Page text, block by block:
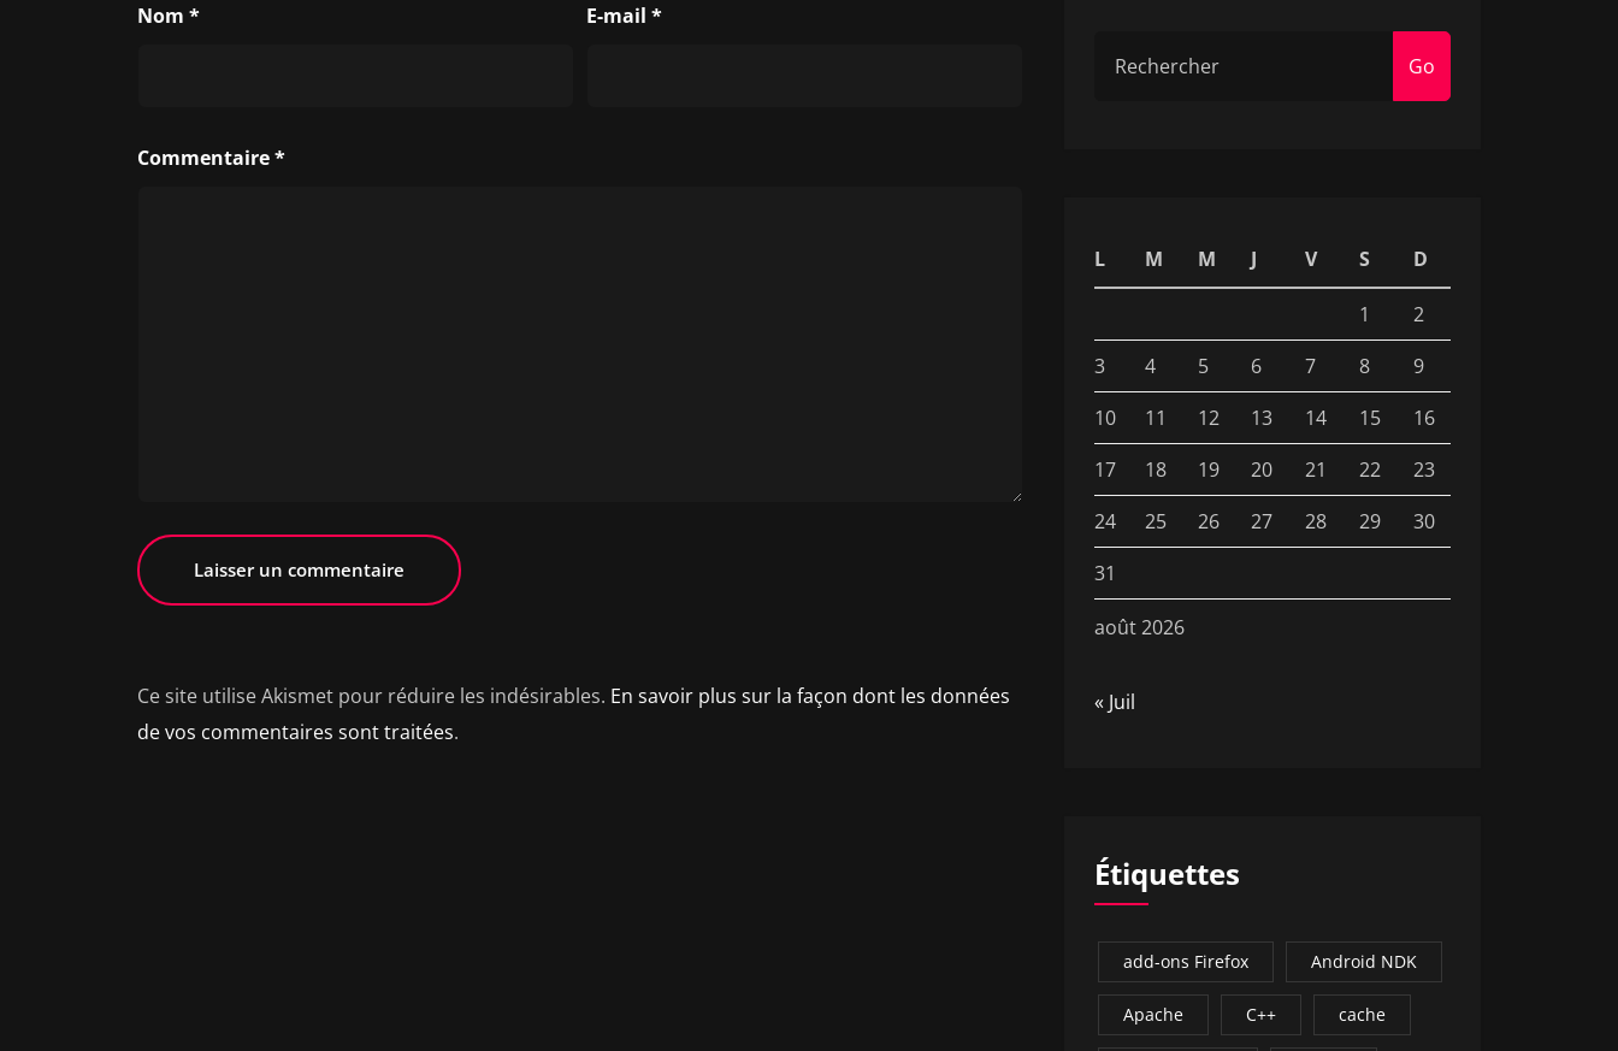
Nom * E-mail *
Commentaire*
Ce site utilise Akismet pour réduire les indésirables. En savoir plus sur la façon dont les données
de vos commentaires sont traitées.
Go
août 2026
L M M J V S D
1
2
3
4 5 6 7 8
9
10
11 12 13 14 15
16
17
18 19 20 21 22
23
24
25 26 27 28 29
30
31
« Juil
Étiquettes
add-ons Firefox Android NDK
Apache C++ cache